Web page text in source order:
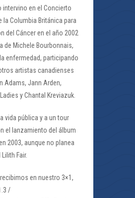
intervino en el Concierto
la Columbia Británica para
del Cáncer en el año 2002
de Michele Bourbonnais,
enfermedad, participando
artistas canadienses
Adams, Jann Arden,
y Chantal Kreviazuk.
vida pública y a un tour
el lanzamiento del álbum
2003, aunque no planea
Fair.
en nuestro 3×1,
/